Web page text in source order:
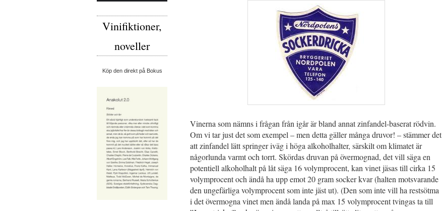
Vinerna som nämns i frågan från igår är bland annat zinfandel-baserat rödvin.
Om vi tar just det som exempel – men detta gäller många druvor! – stämmer det
att zinfandel lätt springer iväg i höga alkoholhalter, särskilt om klimatet är
någorlunda varmt och torrt. Skördas druvan på övermognad, det vill säga en
potentiell alkoholhalt på låt säga 16 volymprocent, kan vinet jäsas till cirka 15
volymprocent och ändå ha upp emot 20 gram socker kvar (halten motsvarande
den ungefärliga volymprocent som inte jäst ut). (Den som inte vill ha restsötma
i det övermogna vinet men ändå landa på max 15 volymprocent tvingas ta till
Vinifiktioner,
noveller
Köp den direkt på Bokus